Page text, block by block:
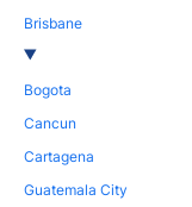
Brisbane
Bogota
Cancun
Cartagena
Guatemala City